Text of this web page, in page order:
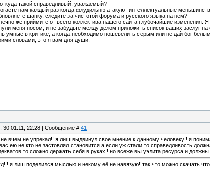
откуда такой справедливый, уважаемый?
нам каждый раз когда флудильню атакуют интеллектуальные
шапку, следите за чистотой форума и русского языка на нем?
же приймите от всего коллектива нашего сайта глубочайшие
меня носом; и не забудьте между делом приложить список ваших заслуг на
умные в критике, а когда необходимо пошевелить серым или не дай бог
словами, это я вам для души.
30.01.11, 22:28 | Сообщение # 41
не вчем не упрекал!! я лиш выдвинул свое мнение к данному человеку!! я
ею не кто не застовлял становится а если уж стали то справедливость
то сложно держать себя в руках!! но всеже вы уэлита ресурса и
я лиш поделился мыслью и некому её не навязую! так что можно скачать